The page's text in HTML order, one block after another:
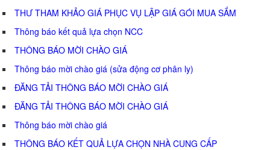
THƯ THAM KHẢO GIÁ PHỤC VỤ LẬP GIÁ GÓI MUA SẮM
Thông báo kết quả lựa chọn NCC
THÔNG BÁO MỜI CHÀO GIÁ
Thông báo mời chào giá (sửa động cơ phân ly)
ĐĂNG TẢI THÔNG BÁO MỜI CHÀO GIÁ
ĐĂNG TẢI THÔNG BÁO MỜI CHÀO GIÁ
Thông báo mời chào giá
THÔNG BÁO KẾT QUẢ LỰA CHỌN NHÀ CUNG CẤP